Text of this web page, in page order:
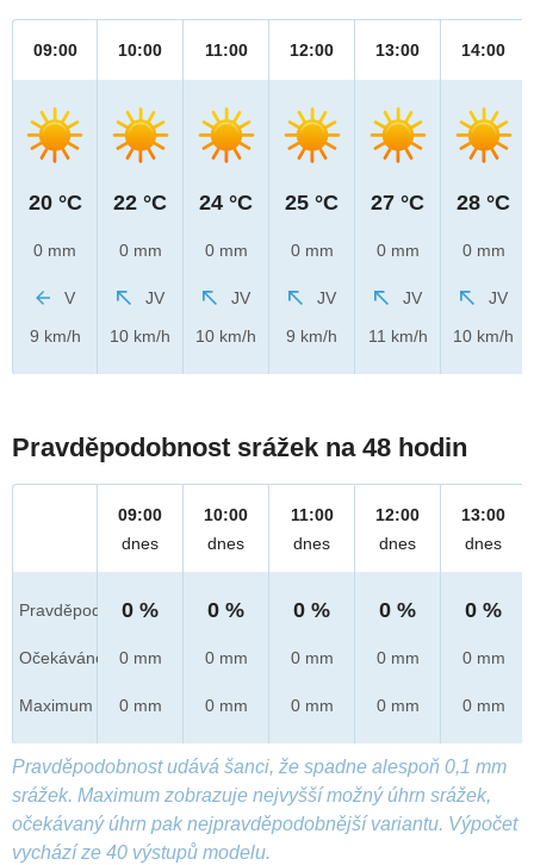
09:00
20 °C
0 mm
V
9 km/h
10:00
22 °C
0 mm
JV
10 km/h
11:00
24 °C
0 mm
JV
10 km/h
12:00
25 °C
0 mm
JV
9 km/h
13:00
27 °C
0 mm
JV
11 km/h
14:00
28 °C
0 mm
JV
10 km/h
Pravděpodobnost srážek na 48 hodin
Pravděpod.
Očekáváno
Maximum
09:00
dnes
0 %
0 mm
0 mm
10:00
dnes
0 %
0 mm
0 mm
11:00
dnes
0 %
0 mm
0 mm
12:00
dnes
0 %
0 mm
0 mm
13:00
dnes
0 %
0 mm
0 mm
Pravděpodobnost udává šanci, že spadne alespoň 0,1 mm
srážek. Maximum zobrazuje nejvyšší možný úhrn srážek,
očekávaný úhrn pak nejpravděpodobnější variantu. Výpočet
vychází ze 40 výstupů modelu.